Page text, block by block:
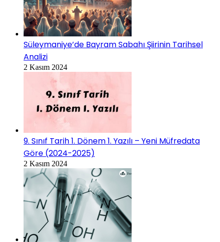
Süleymaniye’de Bayram Sabahı Şiirinin Tarihsel
Analizi
2 Kasım 2024
9. Sınıf Tarih 1. Dönem 1. Yazılı – Yeni Müfredata
Göre (2024-2025)
2 Kasım 2024